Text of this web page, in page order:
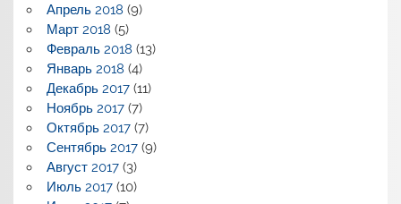
Апрель 2018 (9)
Март 2018 (5)
Февраль 2018 (13)
Январь 2018 (4)
Декабрь 2017(11)
Ноябрь 2017(7)
Октябрь 2017(7)
Сентябрь 2017(9)
Август 2017(3)
Июль 2017(10)